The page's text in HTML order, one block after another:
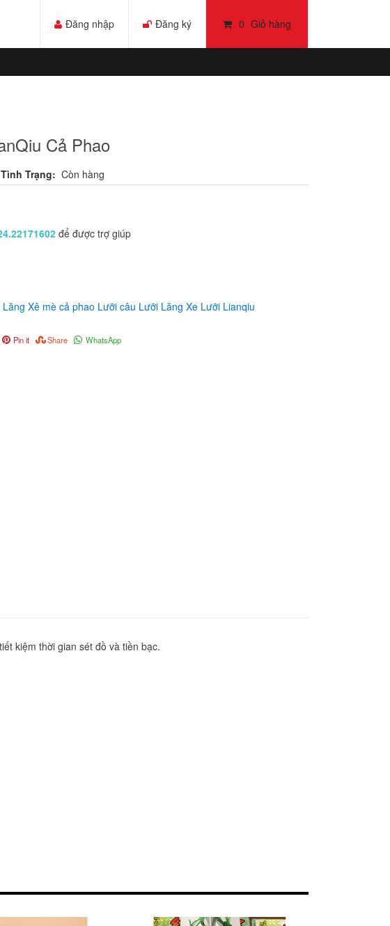
0 Giỏ hàng
Đăng nhập Đăng ký
Cả Phao
Tình Trạng: Còn hàng
để được trợ giúp
Lăng Xê mè cả phao Lưỡi câu Lưỡi Lăng Xe Lưỡi Lianqiu
Pin it Share WhatsApp
kiệm thời gian sét đồ và tiền bạc.